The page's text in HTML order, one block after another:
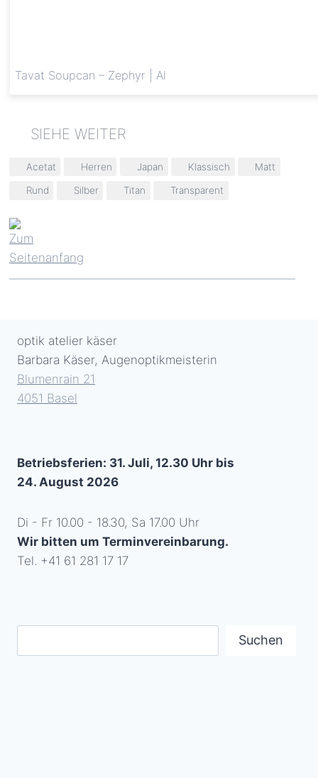
Tavat Soupcan – Zephyr | Al
Schlagworte:
Acetat Herren Japan Klassisch Matt
Rund Silber Titan Transparent
optik atelier käser
Barbara Käser, Augenoptikmeisterin
Blumenrain 21
4051 Basel
Betriebsferien: 31. Juli, 12.30 Uhr bis
24. August 2026
Di - Fr 10.00 - 18.30, Sa 17.00 Uhr
Wir bitten um Terminvereinbarung.
Tel. +41 61 281 17 17
Suchen